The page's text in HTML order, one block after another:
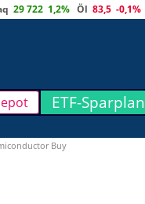
29 722 1,2% Öl 83,5 -0,1%
ETF-Sparplan
Buy